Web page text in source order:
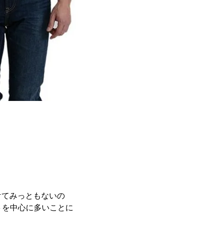
みっともないの
中心に多いことに